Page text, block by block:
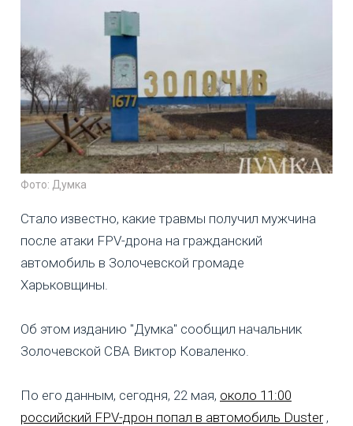
Фото: Думка
Стало известно, какие травмы получил мужчина
после атаки FPV-дрона на гражданский
автомобиль в Золочевской громаде
Харьковщины.
Об этом изданию "Думка" сообщил начальник
Золочевской СВА Виктор Коваленко.
По его данным, сегодня, 22 мая, около 11:00
российский FPV-дрон попал в автомобиль Duster,